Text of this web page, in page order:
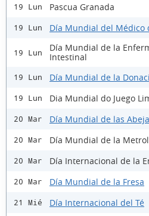
19 Lun Pascua Granada
19 Lun Día Mundial del Médico
19 Lun
Día Mundial de la
Intestinal
19 Lun Día Mundial de la
19 Lun Dia Mundial do Juego
20 Mar Día Mundial de las
20 Mar Día Mundial de la
20 Mar Día Internacional de la
20 Mar Día Mundial de la Fresa
21 Mié Día Internacional del Té